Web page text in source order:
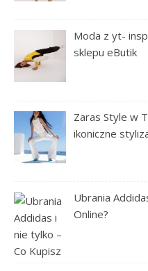
Moda z yt-
sklepu eButik
Zaras Style w
ikoniczne
Ubrania
Online?